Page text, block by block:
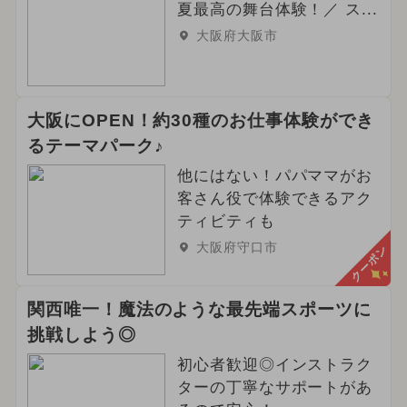
夏最高の舞台体験！／ ス...
大阪府大阪市
大阪にOPEN！約30種のお仕事体験ができ
るテーマパーク♪
他にはない！パパママがお
客さん役で体験できるアク
ティビティも
大阪府守口市 クーポン
関西唯一！魔法のような最先端スポーツに
挑戦しよう◎
初心者歓迎◎インストラク
ターの丁寧なサポートがあ